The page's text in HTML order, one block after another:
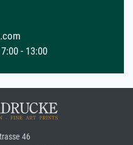
- 13:00
46